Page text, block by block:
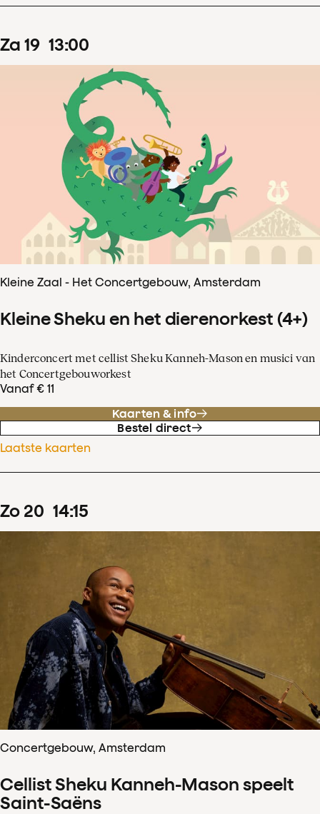
za 19 13:00
Kleine Zaal - Het Concertgebouw, Amsterdam
Kleine Sheku en het dierenorkest (4+)
Kinderconcert met cellist Sheku Kanneh-Mason en musici van
het Concertgebouworkest
Vanaf € 11
Kaarten & info
Bestel direct
Laatste kaarten
zo 20 14:15
Concertgebouw, Amsterdam
Cellist Sheku Kanneh-Mason speelt
Saint-Saëns